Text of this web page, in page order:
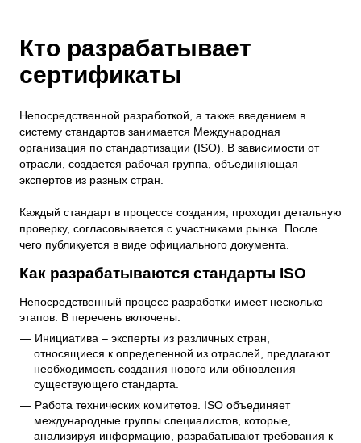
Кто разрабатывает
сертификаты
Непосредственной разработкой, а также введением в
систему стандартов занимается Международная
организация по стандартизации (ISO). В зависимости от
отрасли, создается рабочая группа, объединяющая
экспертов из разных стран.
Каждый стандарт в процессе создания, проходит детальную
проверку, согласовывается с участниками рынка. После
чего публикуется в виде официального документа.
Как разрабатываются стандарты ISO
Непосредственный процесс разработки имеет несколько
этапов. В перечень включены:
Инициатива – эксперты из различных стран,
относящиеся к определенной из отраслей, предлагают
необходимость создания нового или обновления
существующего стандарта.
Работа технических комитетов. ISO объединяет
международные группы специалистов, которые,
анализируя информацию, разрабатывают требования к